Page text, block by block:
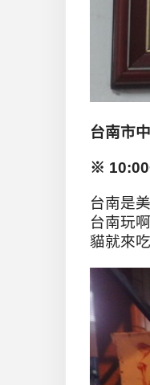
台南市
※
台南是
台南玩
貓就來